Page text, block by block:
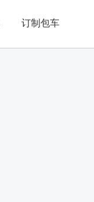
订制包车